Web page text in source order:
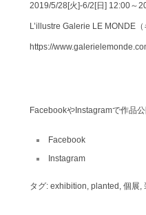
2019/5/28[火]-6/2[日] 12:00～
L’illustre Galerie LE MONDE
https://
FacebookやInstagramで作品公
Facebook
Instagram
タグ:exhibition,planted ,個展,